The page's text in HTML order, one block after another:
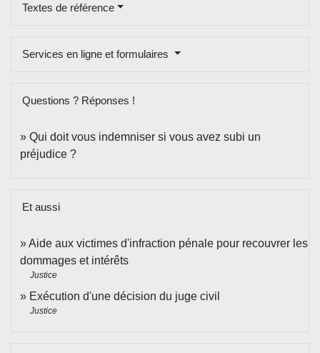
Textes de référence
Services en ligne et formulaires
Questions ? Réponses !
Qui doit vous indemniser si vous avez subi un
préjudice ?
Et aussi
Aide aux victimes d'infraction pénale pour recouvrer les
dommages et intérêts
Justice
Exécution d'une décision du juge civil
Justice